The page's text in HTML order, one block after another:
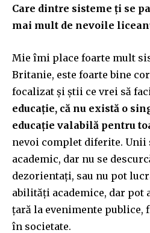
Care dintre sisteme ți se
mai mult de nevoile
Mie îmi place foarte mult
Britanie, este foarte bine
focalizat și știi ce vrei să
educație, că nu există o
educație valabilă pentru
nevoi complet diferite.
academic, dar nu se
dezorientați, sau nu pot
abilități academice, dar pot
țară la evenimente
în societate.